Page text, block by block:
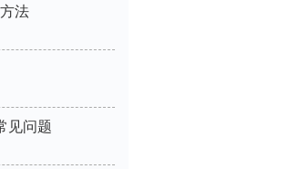
法
见问题